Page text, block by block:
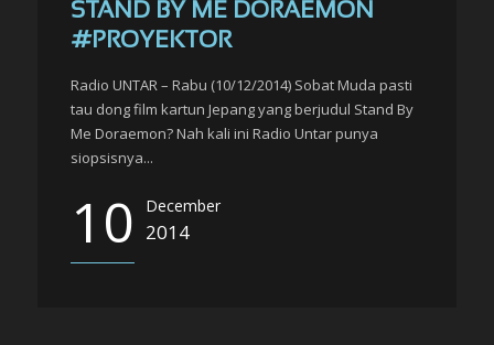
STAND BY ME DORAEMON
#PROYEKTOR
Radio UNTAR – Rabu (10/12/2014) Sobat Muda pasti
tau dong film kartun Jepang yang berjudul Stand By
Me Doraemon? Nah kali ini Radio Untar punya
siopsisnya...
10 December
2014